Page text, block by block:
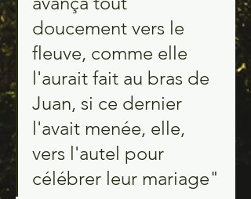
doucement vers le
fleuve, comme elle
l'aurait fait au bras de
Juan, si ce dernier
l'avait menée, elle,
vers l'autel pour
célébrer leur mariage"